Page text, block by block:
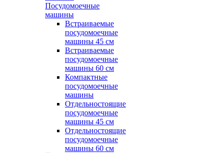
Посудомоечные
машины
Встраиваемые
посудомоечные
машины 45 см
Встраиваемые
посудомоечные
машины 60 см
Компактные
посудомоечные
машины
Отдельностоящие
посудомоечные
машины 45 см
Отдельностоящие
посудомоечные
машины 60 см